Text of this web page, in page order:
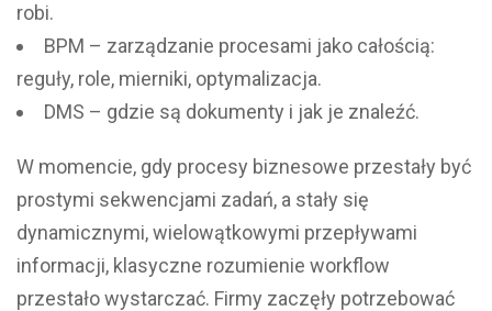
robi.
BPM – zarządzanie procesami jako całością:
reguły, role, mierniki, optymalizacja.
DMS – gdzie są dokumenty i jak je znaleźć.
W momencie, gdy procesy biznesowe przestały być
prostymi sekwencjami zadań, a stały się
dynamicznymi, wielowątkowymi przepływami
informacji, klasyczne rozumienie workflow
przestało wystarczać. Firmy zaczęły potrzebować